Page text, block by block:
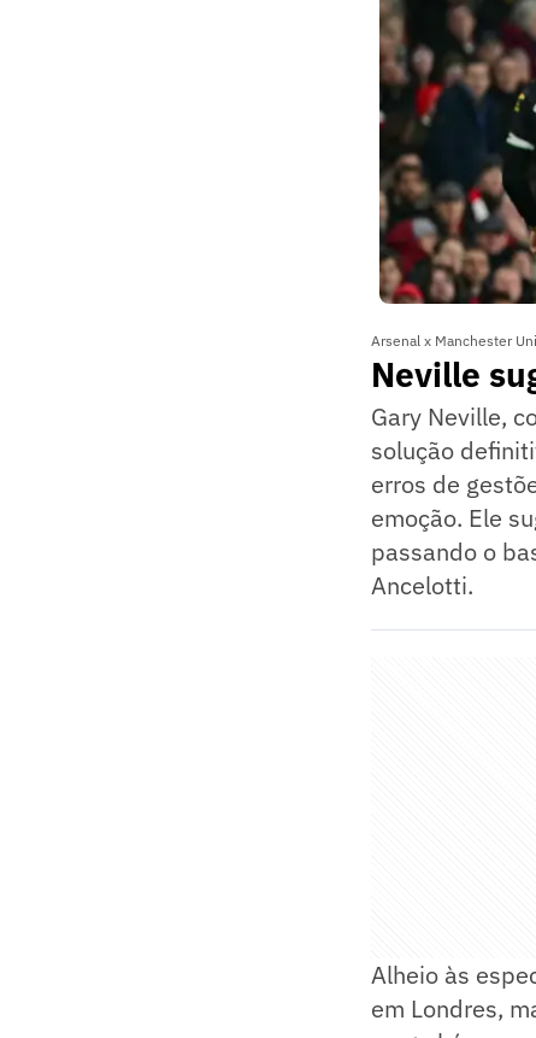
Arsenal x Manchester
Neville
Gary Neville,
solução
erros de
emoção. Ele
passando o
Ancelotti.
Alheio às
em Londres,